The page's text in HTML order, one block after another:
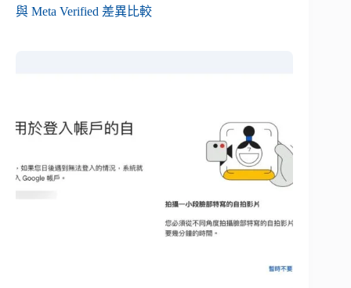
與 Meta Verified 差異比較